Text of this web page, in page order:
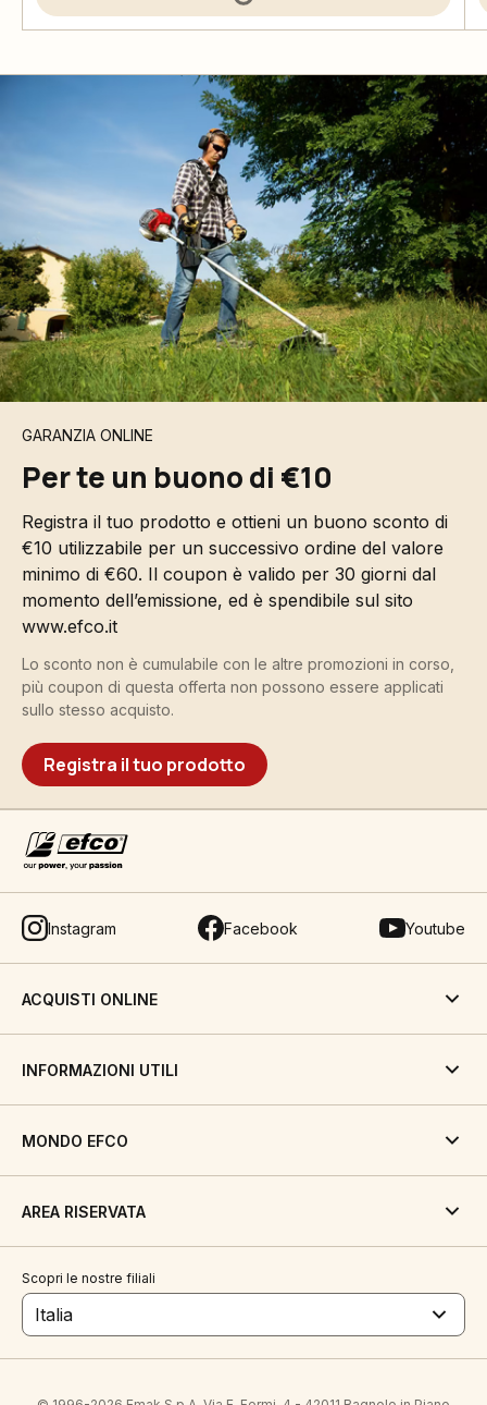
GARANZIA ONLINE
Per te un buono di €10
Registra il tuo prodotto e ottieni un buono sconto di
€10 utilizzabile per un successivo ordine del valore
minimo di €60. Il coupon è valido per 30 giorni dal
momento dell’emissione, ed è spendibile sul sito
www.efco.it
Lo sconto non è cumulabile con le altre promozioni in corso,
più coupon di questa offerta non possono essere applicati
sullo stesso acquisto.
Registra il tuo prodotto
Instagram Facebook Youtube
ACQUISTI ONLINE
INFORMAZIONI UTILI
MONDO EFCO
AREA RISERVATA
Scopri le nostre filiali
Italia